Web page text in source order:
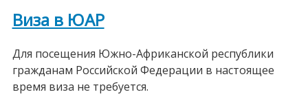
Виза в ЮАР
Для посещения Южно-Африканской республики
гражданам Российской Федерации в настоящее
время виза не требуется.